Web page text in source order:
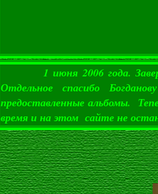
1 июня 2006 года.
Отдельное спасибо
предоставленные альбомы.
время и на этом сайте не